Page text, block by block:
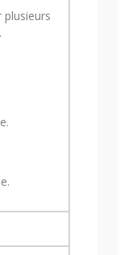
plusieurs